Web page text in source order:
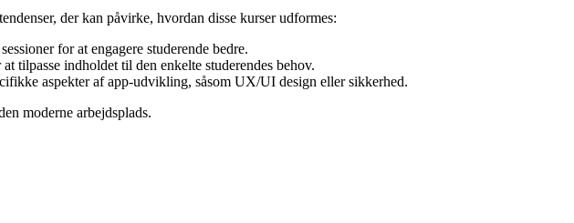
der kan påvirke, hvordan disse kurser udformes:
for at engagere studerende bedre.
indholdet til den enkelte studerendes behov.
aspekter af app-udvikling, såsom UX/UI design eller sikkerhed.
moderne arbejdsplads.